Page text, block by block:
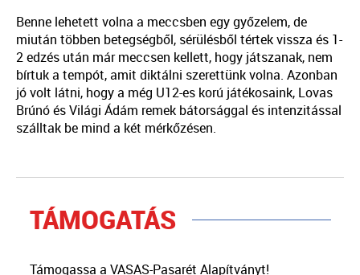
Benne lehetett volna a meccsben egy győzelem, de
miután többen betegségből, sérülésből tértek vissza és 1-
2 edzés után már meccsen kellett, hogy játszanak, nem
bírtuk a tempót, amit diktálni szerettünk volna. Azonban
jó volt látni, hogy a még U12-es korú játékosaink, Lovas
Brúnó és Világi Ádám remek bátorsággal és intenzitással
szálltak be mind a két mérkőzésen.
TÁMOGATÁS
Támogassa a VASAS-Pasarét Alapítványt!